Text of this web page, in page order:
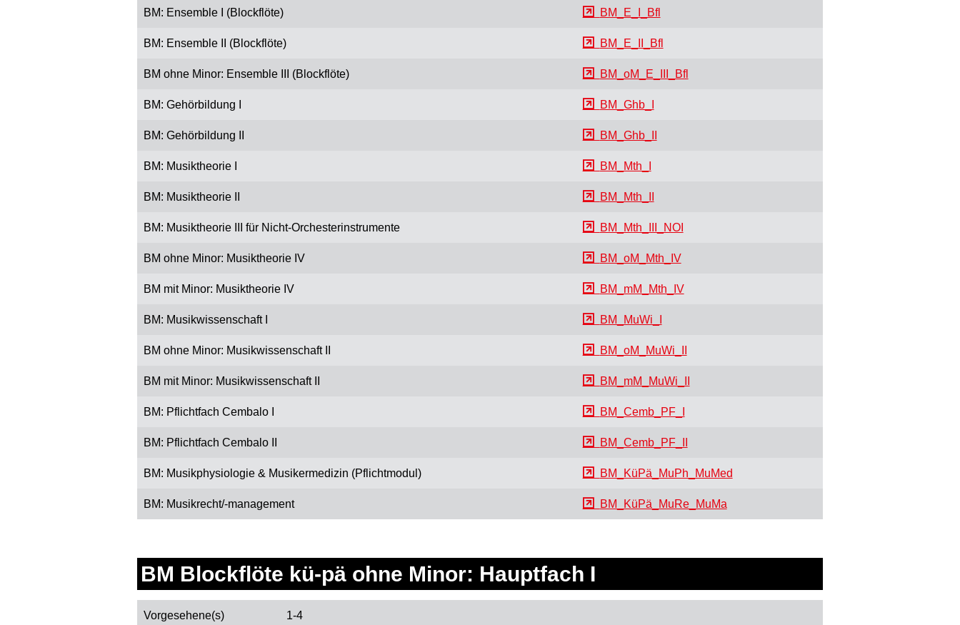
BM: Ensemble I (Blockflöte) BM_E_I_Bfl
BM: Ensemble II (Blockflöte) BM_E_II_Bfl
BM ohne Minor: Ensemble III (Blockflöte) BM_oM_E_III_Bfl
BM: Gehörbildung I BM_Ghb_I
BM: Gehörbildung II BM_Ghb_II
BM: Musiktheorie I BM_Mth_I
BM: Musiktheorie II BM_Mth_II
BM: Musiktheorie III für Nicht-Orchesterinstrumente BM_Mth_III_NOI
BM ohne Minor: Musiktheorie IV BM_oM_Mth_IV
BM mit Minor: Musiktheorie IV BM_mM_Mth_IV
BM: Musikwissenschaft I BM_MuWi_I
BM ohne Minor: Musikwissenschaft II BM_oM_MuWi_II
BM mit Minor: Musikwissenschaft II BM_mM_MuWi_II
BM: Pflichtfach Cembalo I BM_Cemb_PF_I
BM: Pflichtfach Cembalo II BM_Cemb_PF_II
BM: Musikphysiologie & Musikermedizin (Pflichtmodul) BM_KüPä_MuPh_MuMed
BM: Musikrecht/-management BM_KüPä_MuRe_MuMa
BM Blockflöte kü-pä ohne Minor: Hauptfach I
Vorgesehene(s)
1-4